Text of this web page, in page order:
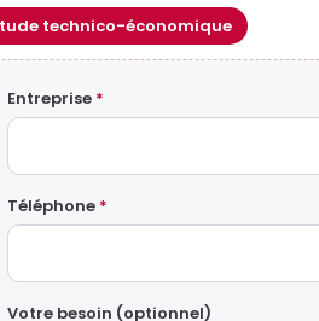
technico-économique
Entreprise *
Téléphone *
Votre besoin (optionnel)